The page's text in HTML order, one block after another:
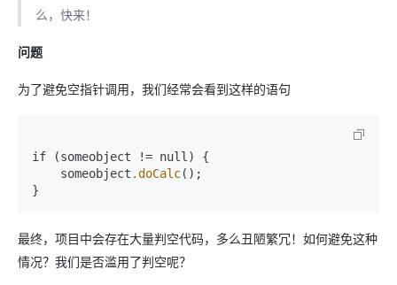
么，快来！
问题
为了避免空指针调用，我们经常会看到这样的语句
if (someobject != null) {
    someobject
.doCalc();
}
最终，项目中会存在大量判空代码，多么丑陋繁冗！如何避免这种
情况？我们是否滥用了判空呢？